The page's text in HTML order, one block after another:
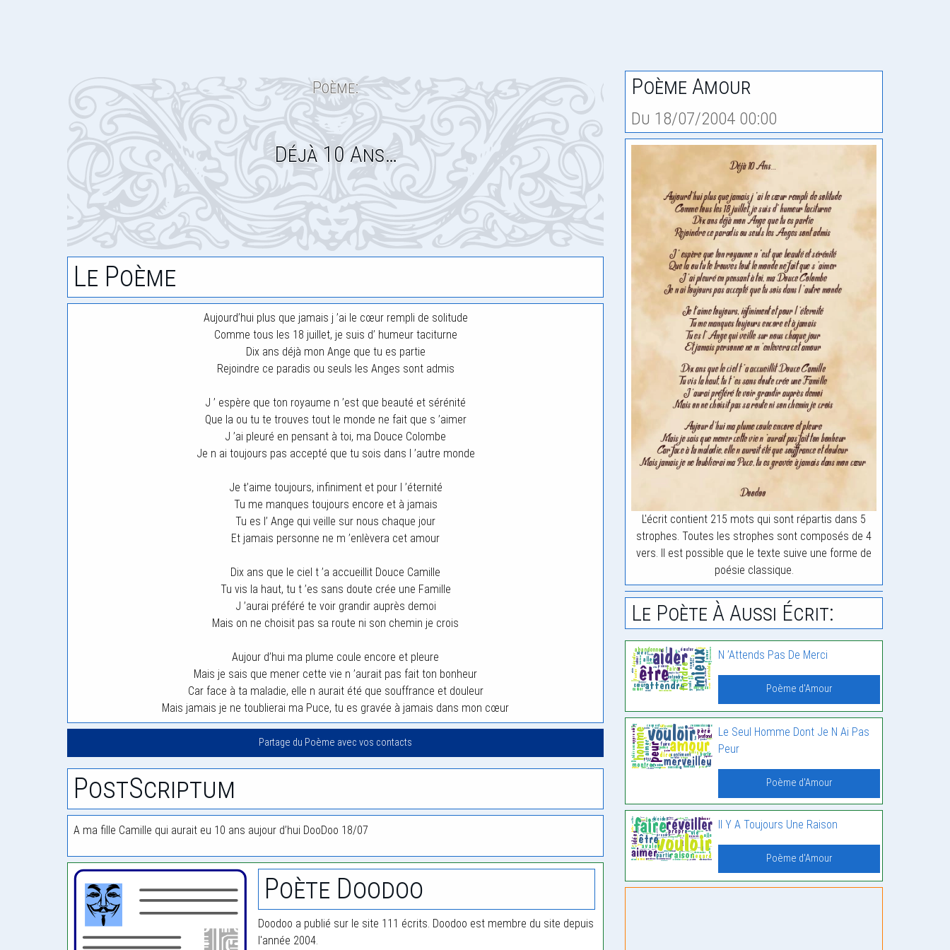
Poème:
Déjà 10 Ans…
Le Poème
Aujourd’hui plus que jamais j ’ai le cœur rempli de solitude
Comme tous les 18 juillet, je suis d’ humeur taciturne
Dix ans déjà mon Ange que tu es partie
Rejoindre ce paradis ou seuls les Anges sont admis
J ’ espère que ton royaume n ’est que beauté et sérénité
Que la ou tu te trouves tout le monde ne fait que s ’aimer
J ’ai pleuré en pensant à toi, ma Douce Colombe
Je n ai toujours pas accepté que tu sois dans l ’autre monde
Je t’aime toujours, infiniment et pour l ’éternité
Tu me manques toujours encore et à jamais
Tu es l’ Ange qui veille sur nous chaque jour
Et jamais personne ne m ’enlèvera cet amour
Dix ans que le ciel t ’a accueillit Douce Camille
Tu vis la haut, tu t ’es sans doute crée une Famille
J ’aurai préféré te voir grandir auprès demoi
Mais on ne choisit pas sa route ni son chemin je crois
Aujour d’hui ma plume coule encore et pleure
Mais je sais que mener cette vie n ’aurait pas fait ton bonheur
Car face à ta maladie, elle n aurait été que souffrance et douleur
Mais jamais je ne toublierai ma Puce, tu es gravée à jamais dans mon cœur
Partage du Poème avec vos contacts
PostScriptum
A ma fille Camille qui aurait eu 10 ans aujour d’hui DooDoo 18/07
Poète Doodoo
Doodoo a publié sur le site 111 écrits. Doodoo est membre du site depuis
l'année 2004.
Poème Amour
Du 18/07/2004 00:00
L'écrit contient 215 mots qui sont répartis dans 5
strophes. Toutes les strophes sont composés de 4
vers. Il est possible que le texte suive une forme de
poésie classique.
Le Poète À Aussi Écrit:
N ’Attends Pas De Merci
Poème d'Amour
Le Seul Homme Dont Je N Ai Pas
Peur
Poème d'Amour
Il Y A Toujours Une Raison
Poème d'Amour